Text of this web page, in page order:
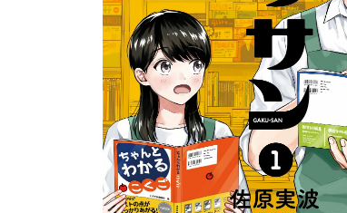
できなかったからと言って…」サッカー日本代表・森保一監